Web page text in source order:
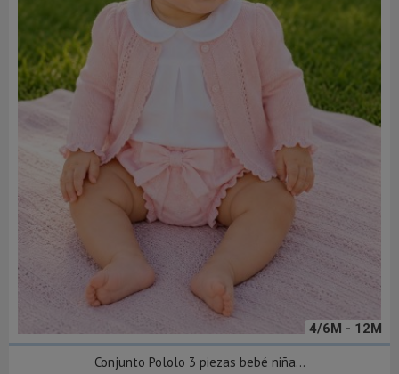
4/6M - 12M
Conjunto Pololo 3 piezas bebé niña...